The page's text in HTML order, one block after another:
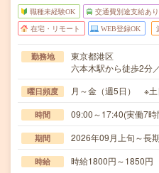
職種未経験OK 交通費別途支給あり
在宅・リモート WEB登録OK
勤務地
東京都港区
六本木駅から徒歩2分
曜日頻度 月～金（週5日） ※土
時間 09:00～17:40(実働7
期間 2026年09月上旬～長
時給 時給1800円～1850